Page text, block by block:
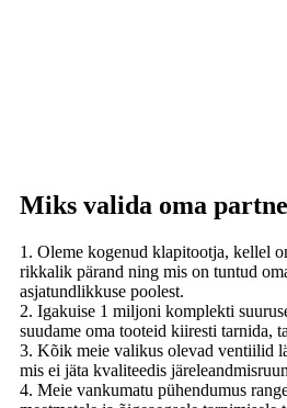
Miks valida oma
1. Oleme kogenud klapitootja, kellel
rikkalik pärand ning mis on tuntud
asjatundlikkuse poolest.
2. Igakuise 1 miljoni komplekti
suudame oma tooteid kiiresti tarnida,
3. Kõik meie valikus olevad ventiilid
mis ei jäta kvaliteedis
4. Meie vankumatu pühendumus